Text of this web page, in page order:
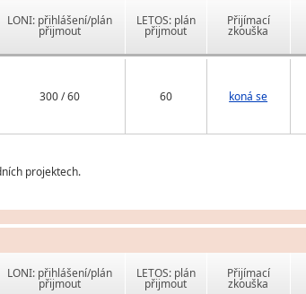
LONI: přihlášení/plán
přijmout
LETOS: plán
přijmout
Přijímací
zkouška
300 / 60 60 koná se
projektech.
LONI: přihlášení/plán
přijmout
LETOS: plán
přijmout
Přijímací
zkouška